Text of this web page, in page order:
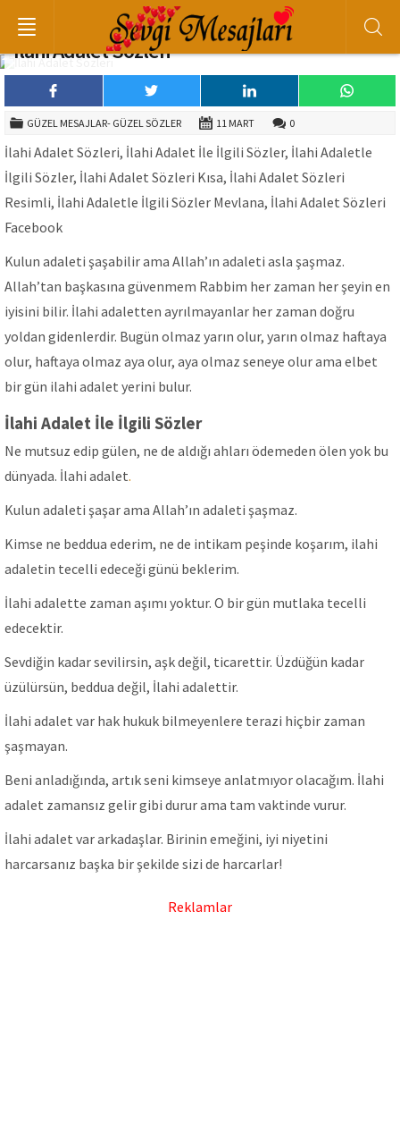
İlahi Adalet Sözleri
GÜZEL MESAJLAR- GÜZEL SÖZLER 11 MART 0
İlahi Adalet Sözleri, İlahi Adalet İle İlgili Sözler, İlahi Adaletle
İlgili Sözler, İlahi Adalet Sözleri Kısa, İlahi Adalet Sözleri
Resimli, İlahi Adaletle İlgili Sözler Mevlana, İlahi Adalet Sözleri
Facebook
Kulun adaleti şaşabilir ama Allah’ın adaleti asla şaşmaz.
Allah’tan başkasına güvenmem Rabbim her zaman her şeyin en
iyisini bilir. İlahi adaletten ayrılmayanlar her zaman doğru
yoldan gidenlerdir. Bugün olmaz yarın olur, yarın olmaz haftaya
olur, haftaya olmaz aya olur, aya olmaz seneye olur ama elbet
bir gün ilahi adalet yerini bulur.
İlahi Adalet İle İlgili Sözler
Ne mutsuz edip gülen, ne de aldığı ahları ödemeden ölen yok bu
dünyada. İlahi adalet.
Kulun adaleti şaşar ama Allah’ın adaleti şaşmaz.
Kimse ne beddua ederim, ne de intikam peşinde koşarım, ilahi
adaletin tecelli edeceği günü beklerim.
İlahi adalette zaman aşımı yoktur. O bir gün mutlaka tecelli
edecektir.
Sevdiğin kadar sevilirsin, aşk değil, ticarettir. Üzdüğün kadar
üzülürsün, beddua değil, İlahi adalettir.
İlahi adalet var hak hukuk bilmeyenlere terazi hiçbir zaman
şaşmayan.
Beni anladığında, artık seni kimseye anlatmıyor olacağım. İlahi
adalet zamansız gelir gibi durur ama tam vaktinde vurur.
İlahi adalet var arkadaşlar. Birinin emeğini, iyi niyetini
harcarsanız başka bir şekilde sizi de harcarlar!
Reklamlar